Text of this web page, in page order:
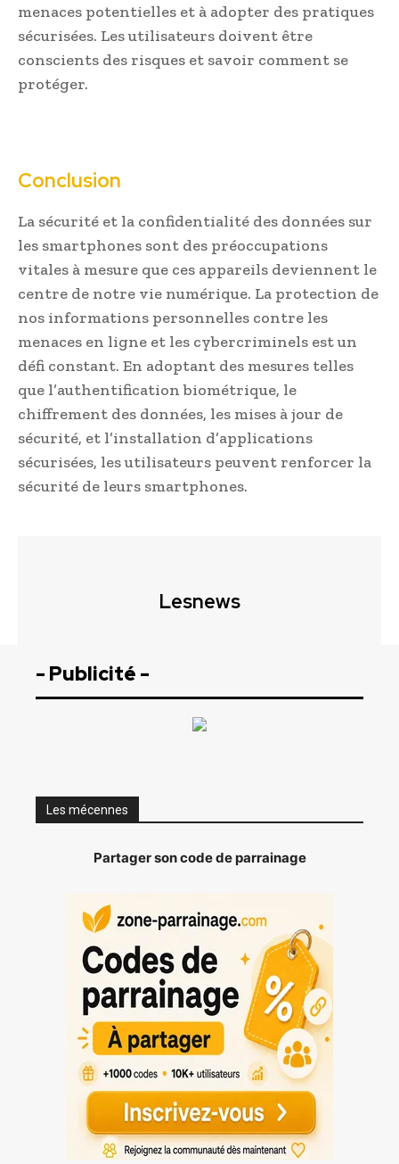
menaces potentielles et à adopter des pratiques
sécurisées. Les utilisateurs doivent être
conscients des risques et savoir comment se
protéger.
Conclusion
La sécurité et la confidentialité des données sur
les smartphones sont des préoccupations
vitales à mesure que ces appareils deviennent le
centre de notre vie numérique. La protection de
nos informations personnelles contre les
menaces en ligne et les cybercriminels est un
défi constant. En adoptant des mesures telles
que l’authentification biométrique, le
chiffrement des données, les mises à jour de
sécurité, et l’installation d’applications
sécurisées, les utilisateurs peuvent renforcer la
sécurité de leurs smartphones.
Lesnews
- Publicité -
Les mécennes
Partager son code de parrainage